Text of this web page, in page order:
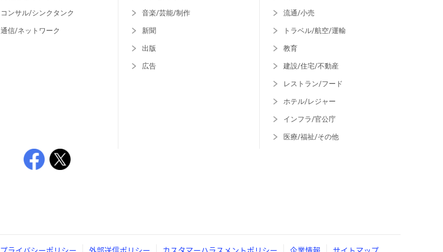
コンサル/シンクタンク
通信/ネットワーク
音楽/芸能/制作
新聞
出版
広告
流通/小売
トラベル/航空/運輸
教育
建設/住宅/不動産
レストラン/フード
ホテル/レジャー
インフラ/官公庁
医療/福祉/その他